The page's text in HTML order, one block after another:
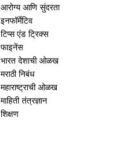
आरोग्य आणि सुंदरता
इनफॉर्मेटिव
टिप्स एंड ट्रिक्स
फाइनेंस
भारत देशाची ओळख
मराठी निबंध
महाराष्ट्राची ओळख
माहिती तंत्रज्ञान
शिक्षण